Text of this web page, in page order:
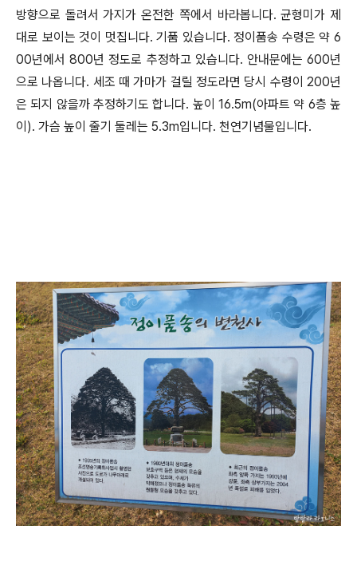
방향으로 돌려서 가지가 온전한 쪽에서 바라봅니다. 균형미가 제
대로 보이는 것이 멋집니다. 기품 있습니다. 정이품송 수령은 약 6
00년에서 800년 정도로 추정하고 있습니다. 안내문에는 600년
으로 나옵니다. 세조 때 가마가 걸릴 정도라면 당시 수령이 200년
은 되지 않을까 추정하기도 합니다. 높이 16.5m(아파트 약 6층 높
이). 가슴 높이 줄기 둘레는 5.3m입니다. 천연기념물입니다.